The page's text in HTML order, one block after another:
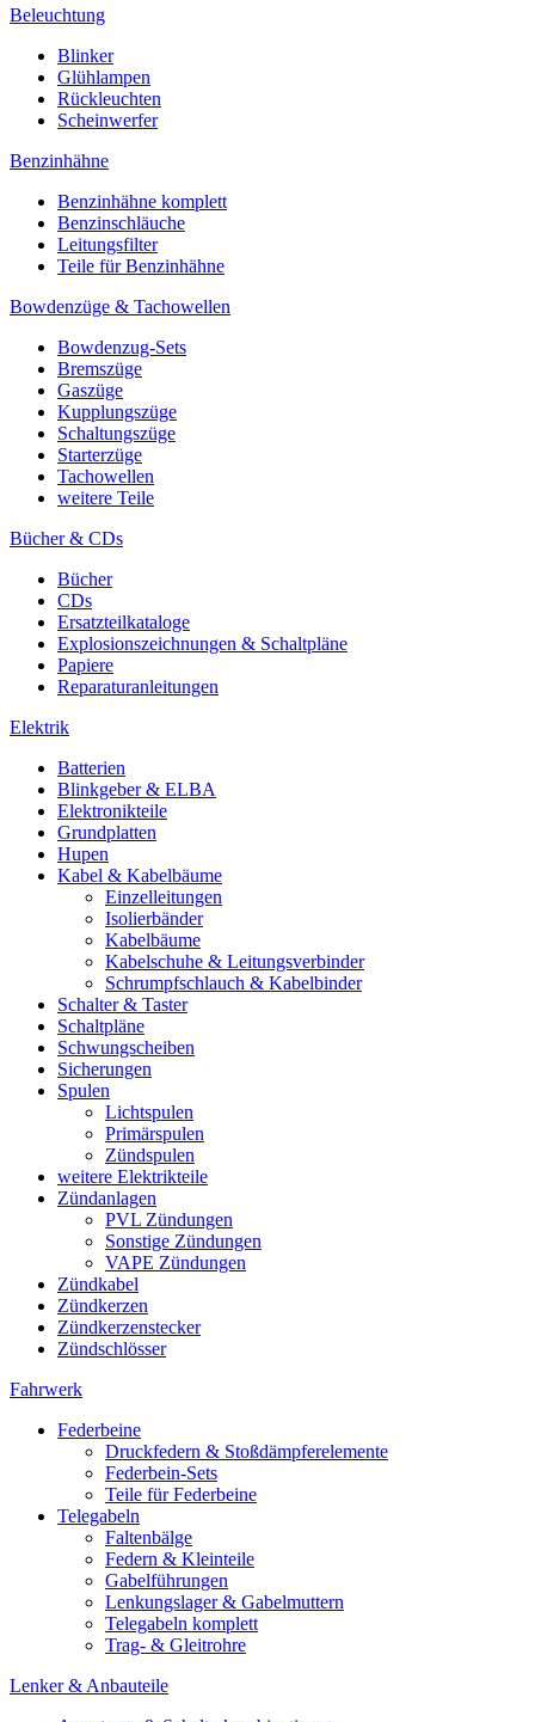
Beleuchtung
Blinker
Glühlampen
Rückleuchten
Scheinwerfer
Benzinhähne
Benzinhähne komplett
Benzinschläuche
Leitungsfilter
Teile für Benzinhähne
Bowdenzüge & Tachowellen
Bowdenzug-Sets
Bremszüge
Gaszüge
Kupplungszüge
Schaltungszüge
Starterzüge
Tachowellen
weitere Teile
Bücher & CDs
Bücher
CDs
Ersatzteilkataloge
Explosionszeichnungen & Schaltpläne
Papiere
Reparaturanleitungen
Elektrik
Batterien
Blinkgeber & ELBA
Elektronikteile
Grundplatten
Hupen
Kabel & Kabelbäume
Einzelleitungen
Isolierbänder
Kabelbäume
Kabelschuhe & Leitungsverbinder
Schrumpfschlauch & Kabelbinder
Schalter & Taster
Schaltpläne
Schwungscheiben
Sicherungen
Spulen
Lichtspulen
Primärspulen
Zündspulen
weitere Elektrikteile
Zündanlagen
PVL Zündungen
Sonstige Zündungen
VAPE Zündungen
Zündkabel
Zündkerzen
Zündkerzenstecker
Zündschlösser
Fahrwerk
Federbeine
Druckfedern & Stoßdämpferelemente
Federbein-Sets
Teile für Federbeine
Telegabeln
Faltenbälge
Federn & Kleinteile
Gabelführungen
Lenkungslager & Gabelmuttern
Telegabeln komplett
Trag- & Gleitrohre
Lenker & Anbauteile